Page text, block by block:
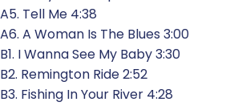
A5. Tell Me 4:38
A6. A Woman Is The Blues 3:00
B1. I Wanna See My Baby 3:30
B2. Remington Ride 2:52
B3. Fishing In Your River 4:28